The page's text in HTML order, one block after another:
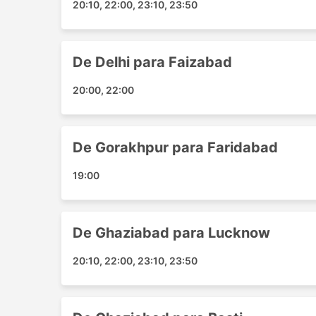
Barabanki
Faridabad
Principais Destinos da Durga
Gorakhpur - Faridabad
Delhi - Faizabad
Delhi - Rishikesh
Basti - Noida
Noida - Lucknow
20:10, 22:00, 23:10, 23:50
De Delhi para Faizabad
20:00, 22:00
De Gorakhpur para Faridabad
19:00
De Ghaziabad para Lucknow
20:10, 22:00, 23:10, 23:50